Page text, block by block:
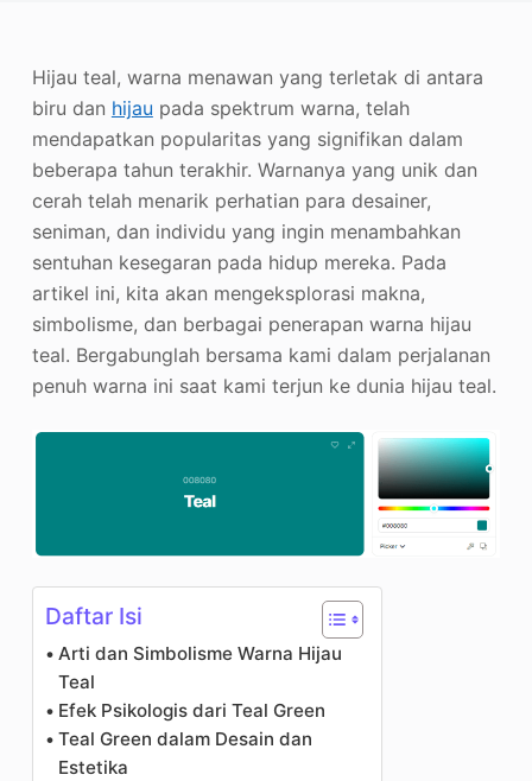
Hak Cipta Gambar
Hijau teal, warna menawan yang terletak di antara
biru dan hijau pada spektrum warna, telah
mendapatkan popularitas yang signifikan dalam
beberapa tahun terakhir. Warnanya yang unik dan
cerah telah menarik perhatian para desainer,
seniman, dan individu yang ingin menambahkan
sentuhan kesegaran pada hidup mereka. Pada
artikel ini, kita akan mengeksplorasi makna,
simbolisme, dan berbagai penerapan warna hijau
teal. Bergabunglah bersama kami dalam perjalanan
penuh warna ini saat kami terjun ke dunia hijau teal.
Daftar Isi
Arti dan Simbolisme Warna Hijau
Teal
Efek Psikologis dari Teal Green
Teal Green dalam Desain dan
Estetika